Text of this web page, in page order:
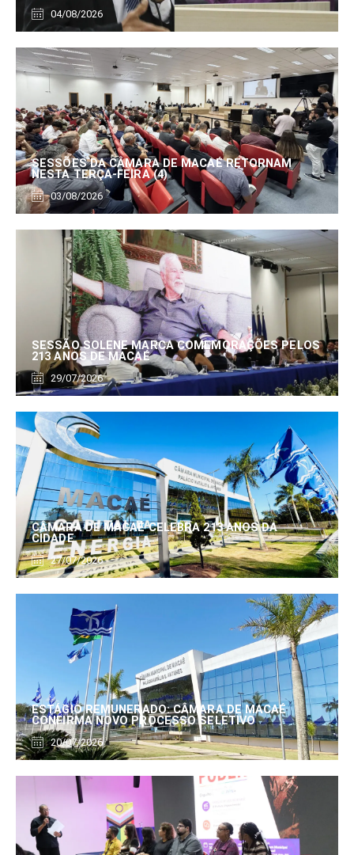
04/08/2026
SESSÕES DA CÂMARA DE MACAÉ RETORNAM
NESTA TERÇA-FEIRA (4)
03/08/2026
SESSÃO SOLENE MARCA COMEMORAÇÕES PELOS
213 ANOS DE MACAÉ
29/07/2026
CÂMARA DE MACAÉ CELEBRA 213 ANOS DA
CIDADE
27/07/2026
ESTÁGIO REMUNERADO: CÂMARA DE MACAÉ
CONFIRMA NOVO PROCESSO SELETIVO
20/07/2026